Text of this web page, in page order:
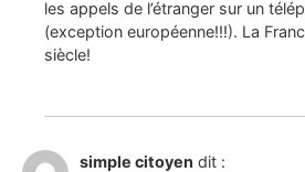
les appels de l’étranger sur un
(exception européenne!!!). La
siècle!
simple citoyen dit :